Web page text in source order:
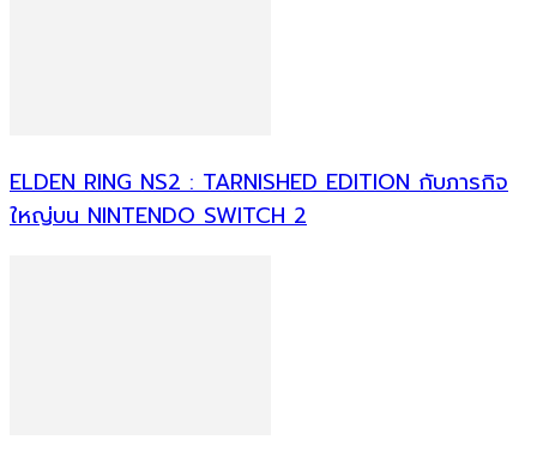
ELDEN RING NS2 : TARNISHED EDITION กับภารกิจ
ใหญ่บน NINTENDO SWITCH 2